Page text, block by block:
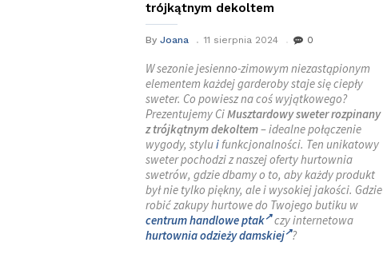
trójkątnym dekoltem
By Joana 11 sierpnia 2024 0
W sezonie jesienno-zimowym niezastąpionym
elementem każdej garderoby staje się ciepły
sweter. Co powiesz na coś wyjątkowego?
Prezentujemy CiMusztardowy sweter rozpinany
z trójkątnym dekoltem– idealne połączenie
wygody, styluifunkcjonalności. Ten unikatowy
sweter pochodzi z naszej oferty hurtownia
swetrów, gdzie dbamy o to, aby każdy produkt
był nie tylko piękny, ale i wysokiej jakości. Gdzie
robić zakupy hurtowe do Twojego butiku w
centrum handlowe ptak czy internetowa
hurtownia odzieży damskiej ?